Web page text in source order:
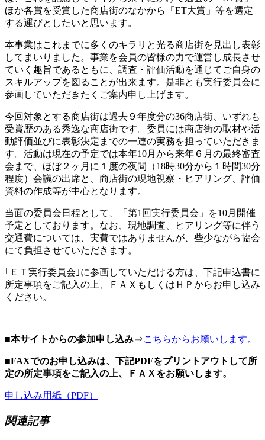
ほか各賞を受賞した商店街のなかから「ET大賞」等を選定
する運びとしたいと思います。
本事業はこれまでに多くのキラリと光る商店街を見出し表彰
してまいりました。事業を会員の皆様の力で運営し成長させ
ていく趣旨であるともに、調査・評価活動を通じてご自身の
スキルアップを図ることが出来ます。是非とも実行委員会に
参画していただきたくご案内申し上げます。
今回対象とする商店街は過去９年度分の36商店街、いずれも
受賞歴のある秀逸な商店街です。委員には商店街の取材や活
動評価並びに表彰決定までの一連の実務を担っていただきま
す。活動は現在の予定では本年10月から来年６月の最終審査
会まで、ほぼ２ヶ月に１度の夜間（18時30分から１時間30分
程度）会議の出席と、商店街の現地視察・ヒアリング、評価
資料の作成等が中心となります。
当面の委員会日程として、「第1回実行委員会」を10月開催
予定としております。なお、現地調査、ヒアリング等に伴う
交通費については、実費ではありませんが、些少ながら協会
にて負担させていただきます。
｢ＥＴ実行委員会｣に参画していただける方は、下記申込書に
所定事項をご記入の上、ＦＡＸもしくはＨＰからお申し込み
ください。
■本サイトからの参加申し込み⇒こちらからお願いします。
■FAXでのお申し込みは、下記PDFをプリントアウトして所
定の所定事項をご記入の上、ＦＡＸをお願いします。
申し込み用紙（PDF）
関連記事